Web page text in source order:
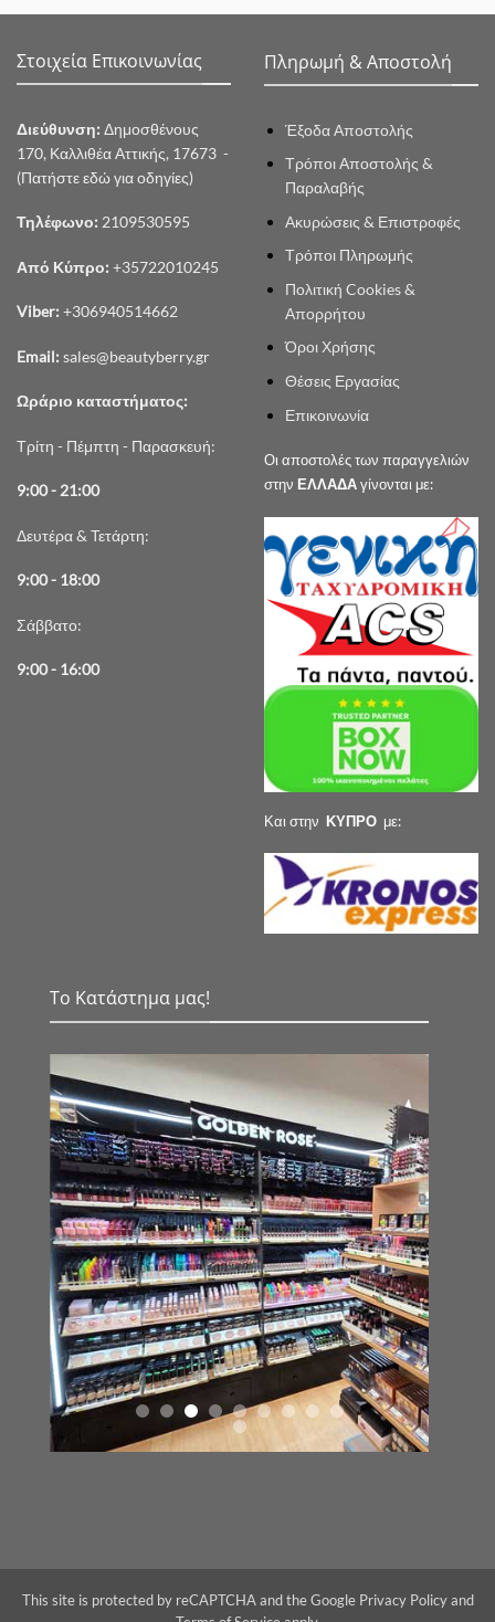
Στοιχεία Επικοινωνίας
Διεύθυνση: Δημοσθένους
170, Καλλιθέα Αττικής, 17673 -
(Πατήστε εδώ για οδηγίες)
Τηλέφωνο: 2109530595
Από Κύπρο: +35722010245
Viber: +306940514662
Email: sales@beautyberry.gr
Ωράριο καταστήματος:
Τρίτη - Πέμπτη - Παρασκευή:
9:00 - 21:00
Δευτέρα & Τετάρτη:
9:00 - 18:00
Σάββατο:
9:00 - 16:00
Πληρωμή & Αποστολή
Έξοδα Αποστολής
Τρόποι Αποστολής &
Παραλαβής
Ακυρώσεις & Επιστροφές
Τρόποι Πληρωμής
Πολιτική Cookies &
Απορρήτου
Όροι Χρήσης
Θέσεις Εργασίας
Επικοινωνία
Οι αποστολές των παραγγελιών
στην ΕΛΛΑΔΑγίνονται με:
Και στην ΚΥΠΡΟ με:
Το Κατάστημα μας!
This site is protected by reCAPTCHA and the Google Privacy Policyand